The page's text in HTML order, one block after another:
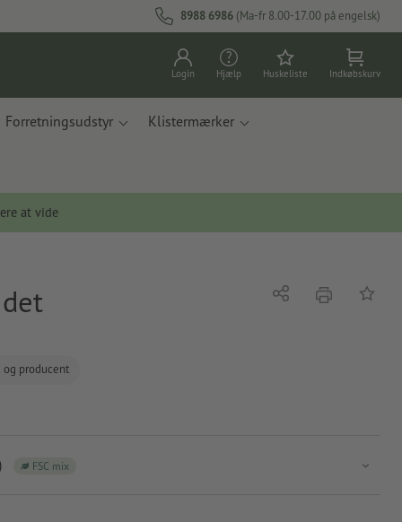
8988 6986 (Ma-fr 8.00-17.00 på engelsk)
Login Hjælp Huskeliste Indkøbskurv
Forretningsudstyr Klistermærker
at vide
og producent
Del tryk Tilføj
FSC mix